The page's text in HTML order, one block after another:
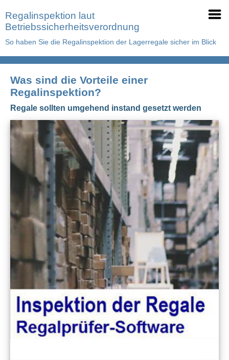
Regalinspektion laut
Betriebssicherheitsverordnung
So haben Sie die Regalinspektion der Lagerregale sicher im Blick
Was sind die Vorteile einer
Regalinspektion?
Regale sollten umgehend instand gesetzt werden